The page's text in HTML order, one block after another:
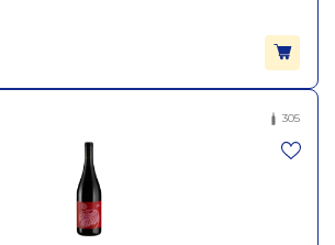
305